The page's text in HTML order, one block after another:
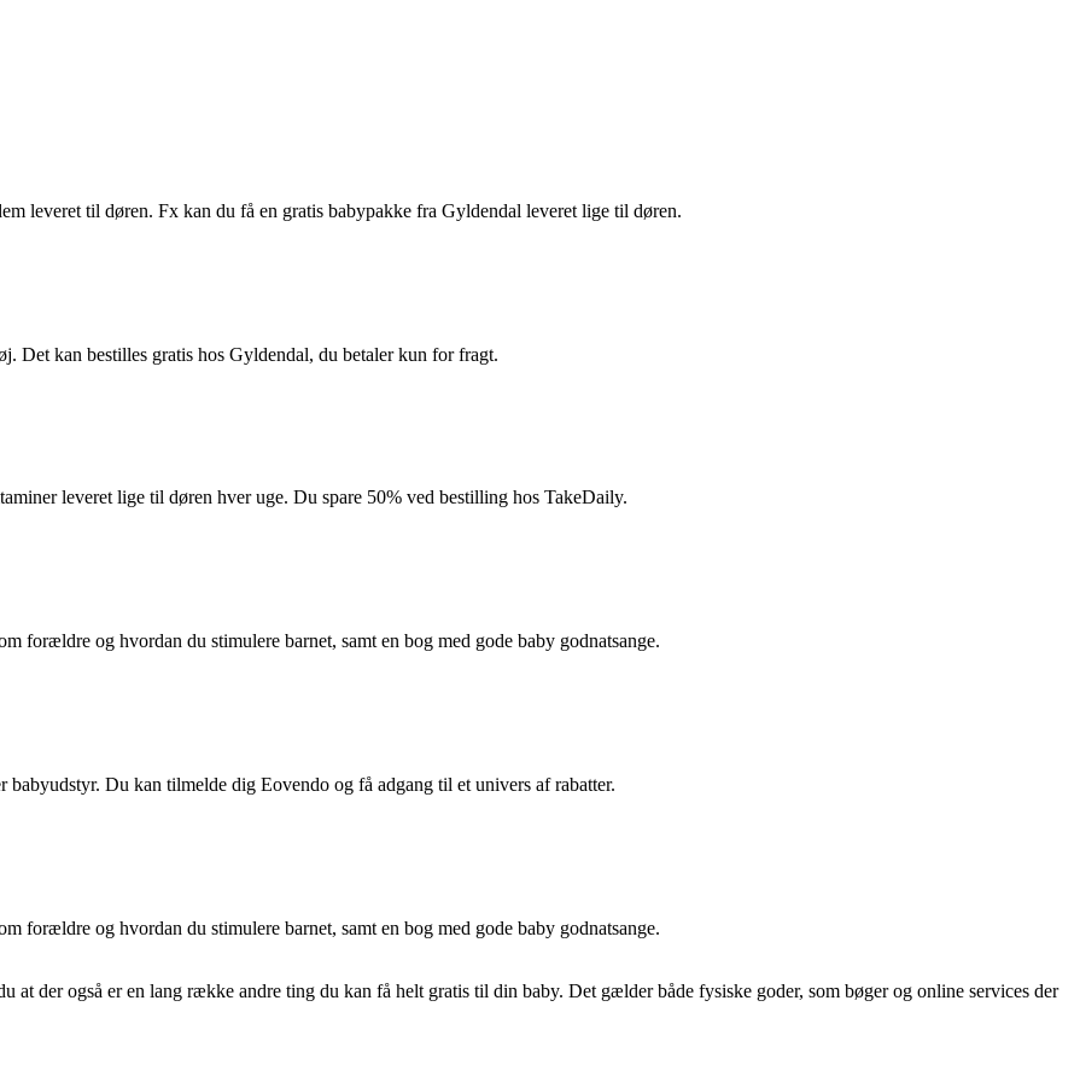
leveret til døren. Fx kan du få en gratis babypakke fra Gyldendal leveret lige til døren.
Det kan bestilles gratis hos Gyldendal, du betaler kun for fragt.
leveret lige til døren hver uge. Du spare 50% ved bestilling hos TakeDaily.
forældre og hvordan du stimulere barnet, samt en bog med gode baby godnatsange.
Du kan tilmelde dig Eovendo og få adgang til et univers af rabatter.
forældre og hvordan du stimulere barnet, samt en bog med gode baby godnatsange.
at der også er en lang række andre ting du kan få helt gratis til din baby. Det gælder både fysiske goder, som bøger og online services der